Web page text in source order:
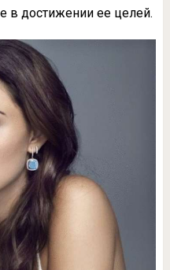
в достижении ее целей.